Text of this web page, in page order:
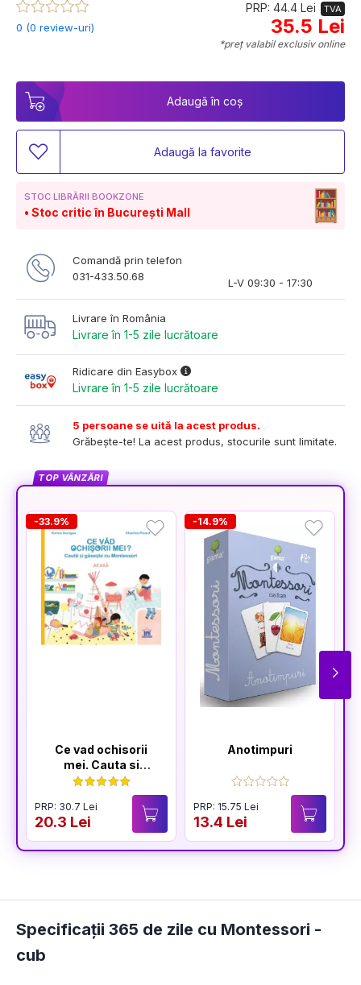
0 (0 review-uri)
PRP: 44.4 Lei TVA
35.5 Lei
*preț valabil exclusiv online
Adaugă în coș
Adaugă la favorite
STOC LIBRĂRII BOOKZONE
Stoc critic în București Mall
Comandă prin telefon
031-433.50.68
L-V 09:30 - 17:30
Livrare în România
Livrare în 1-5 zile lucrătoare
Ridicare din Easybox
Livrare în 1-5 zile lucrătoare
5 persoane se uită la acest produs.
Grăbește-te! La acest produs, stocurile sunt limitate.
TOP VÂNZĂRI
-33.9%
Ce vad ochisorii
mei. Cauta si
gaseste cu
Montessori. Acasa
PRP: 30.7 Lei
20.3 Lei
-14.9%
Anotimpuri
PRP: 15.75 Lei
13.4 Lei
Specificații 365 de zile cu Montessori -
cub